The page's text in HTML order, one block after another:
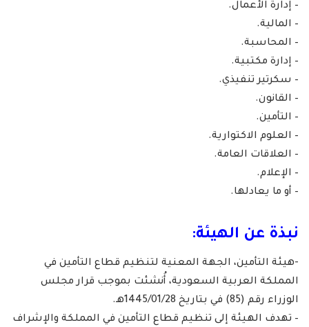
– إدارة الأعمال.
– المالية.
– المحاسبة.
– إدارة مكتبية.
– سكرتير تنفيذي.
– القانون.
– التأمين.
– العلوم الاكتوارية.
– العلاقات العامة.
– الإعلام.
– أو ما يعادلها.
نبذة عن الهيئة:
-هيئة التأمين، الجهة المعنية لتنظيم قطاع التأمين في
المملكة العربية السعودية، أُنشئت بموجب قرار مجلس
الوزراء رقم (85) في بتاريخ 1445/01/28هـ.
– تهدف الهيئة إلى تنظيم قطاع التأمين في المملكة والإشراف